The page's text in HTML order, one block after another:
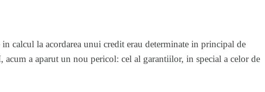
calcul la acordarea unui credit erau determinate in principal de
acum a aparut un nou pericol: cel al garantiilor, in special a celor de